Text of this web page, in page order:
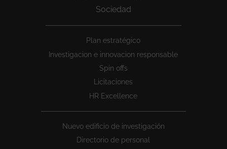
Sociedad
Plan estratégico
Investigacion e innovacion responsable
Spin offs
Licitaciones
HR Excellence
Nuevo edificio de investigación
Directorio de personal